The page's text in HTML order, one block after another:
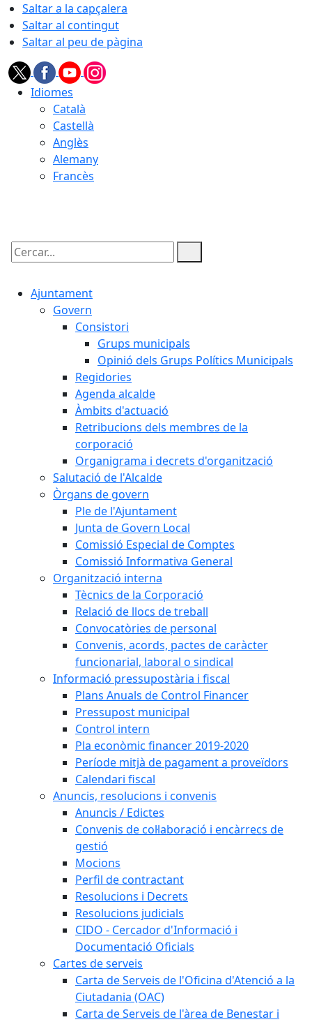
Saltar a la capçalera
Saltar al contingut
Saltar al peu de pàgina
Idiomes
Català
Castellà
Anglès
Alemany
Francès
Cercar:
Ajuntament
Govern
Consistori
Grups municipals
Opinió dels Grups Polítics Municipals
Regidories
Agenda alcalde
Àmbits d'actuació
Retribucions dels membres de la
corporació
Organigrama i decrets d'organització
Salutació de l'Alcalde
Òrgans de govern
Ple de l'Ajuntament
Junta de Govern Local
Comissió Especial de Comptes
Comissió Informativa General
Organització interna
Tècnics de la Corporació
Relació de llocs de treball
Convocatòries de personal
Convenis, acords, pactes de caràcter
funcionarial, laboral o sindical
Informació pressupostària i fiscal
Plans Anuals de Control Financer
Pressupost municipal
Control intern
Pla econòmic financer 2019-2020
Període mitjà de pagament a proveïdors
Calendari fiscal
Anuncis, resolucions i convenis
Anuncis / Edictes
Convenis de col·laboració i encàrrecs de
gestió
Mocions
Perfil de contractant
Resolucions i Decrets
Resolucions judicials
CIDO - Cercador d'Informació i
Documentació Oficials
Cartes de serveis
Carta de Serveis de l'Oficina d'Atenció a la
Ciutadania (OAC)
Carta de Serveis de l'àrea de Benestar i